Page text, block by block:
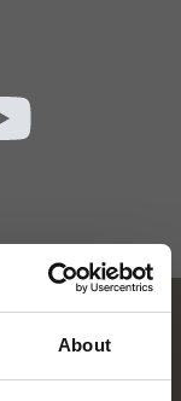
About